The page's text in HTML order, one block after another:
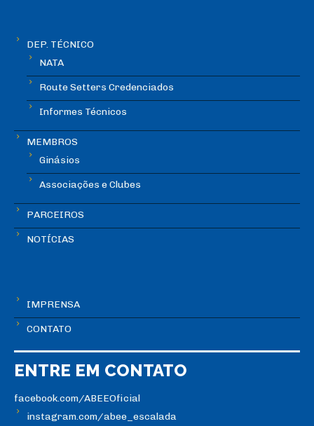
DEP. TÉCNICO
NATA
Route Setters Credenciados
Informes Técnicos
MEMBROS
Ginásios
Associações e Clubes
PARCEIROS
NOTÍCIAS
IMPRENSA
CONTATO
ENTRE EM CONTATO
facebook.com/ABEEOficial
instagram.com/abee_escalada